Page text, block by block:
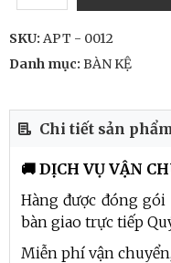
SKU: APT - 0012
Danh mục: BÀN KỆ
Chi tiết sản phẩm
🚚 DỊCH VỤ VẬN
Hàng được đóng gói
bàn giao trực tiếp
Miễn phí vận